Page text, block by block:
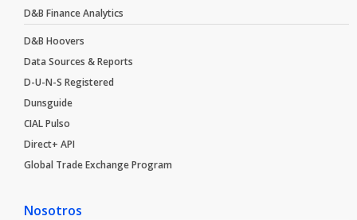
D&B Finance Analytics
D&B Hoovers
Data Sources & Reports
D-U-N-S Registered
Dunsguide
CIAL Pulso
Direct+ API
Global Trade Exchange Program
Nosotros